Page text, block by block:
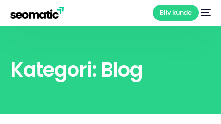
Bliv kunde
Kategori: Blog